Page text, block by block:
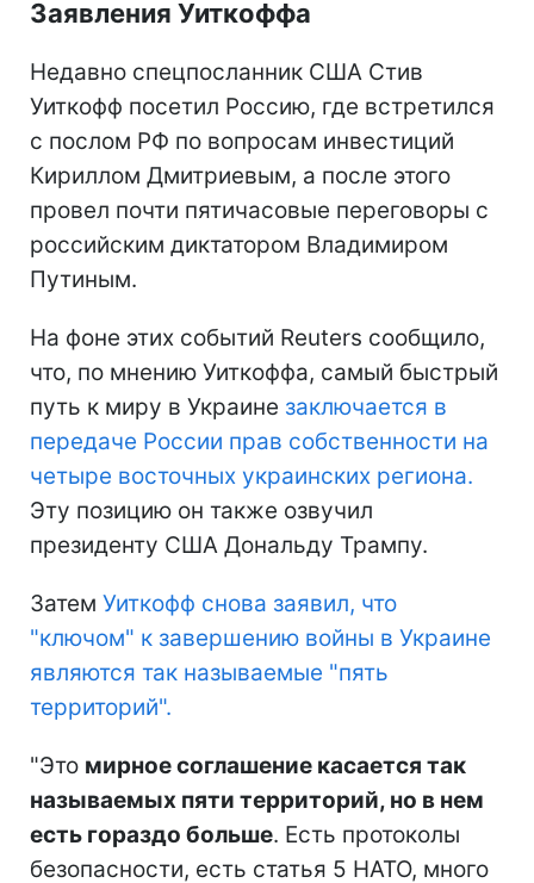
Заявления Уиткоффа
Недавно спецпосланник США Стив
Уиткофф посетил Россию, где встретился
с послом РФ по вопросам инвестиций
Кириллом Дмитриевым, а после этого
провел почти пятичасовые переговоры с
российским диктатором Владимиром
Путиным.
На фоне этих событий Reuters сообщило,
что, по мнению Уиткоффа, самый быстрый
путь к миру в Украине заключается в
передаче России прав собственности на
четыре восточных украинских региона.
Эту позицию он также озвучил
президенту США Дональду Трампу.
Затем Уиткофф снова заявил, что
"ключом" к завершению войны в Украине
являются так называемые "пять
территорий".
"Это мирное соглашение касается так
называемых пяти территорий, но в нем
есть гораздо больше. Есть протоколы
безопасности, есть статья 5 НАТО, много